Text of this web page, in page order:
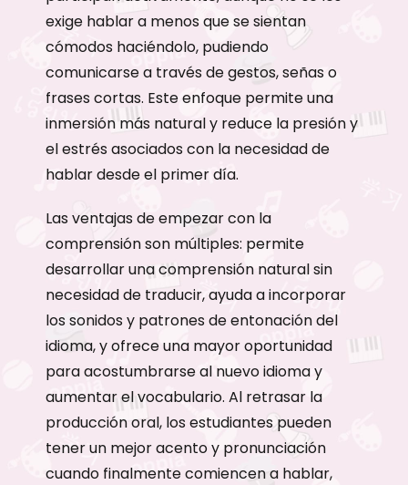
exige hablar a menos que se sientan
cómodos haciéndolo, pudiendo
comunicarse a través de gestos, señas o
frases cortas. Este enfoque permite una
inmersión más natural y reduce la presión y
el estrés asociados con la necesidad de
hablar desde el primer día.
Las ventajas de empezar con la
comprensión son múltiples: permite
desarrollar una comprensión natural sin
necesidad de traducir, ayuda a incorporar
los sonidos y patrones de entonación del
idioma, y ofrece una mayor oportunidad
para acostumbrarse al nuevo idioma y
aumentar el vocabulario. Al retrasar la
producción oral, los estudiantes pueden
tener un mejor acento y pronunciación
cuando finalmente comiencen a hablar,